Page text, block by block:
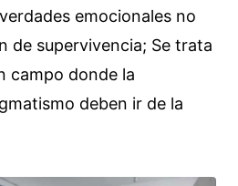
emocionales no
de supervivencia; Se trata
campo donde la
deben ir de la